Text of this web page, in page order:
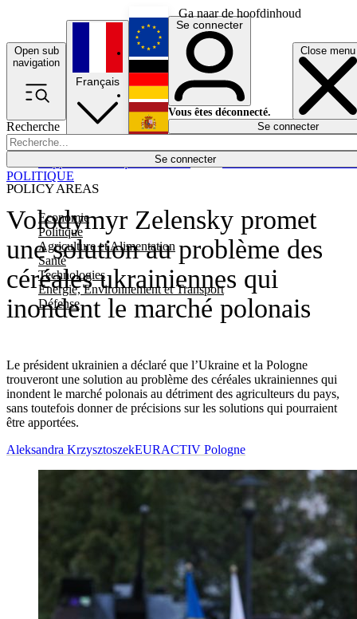
Ga naar de hoofdinhoud
Open sub
navigation
Close menu
Recherche
Se connecter
POLICY AREAS
Economie
Politique
Agriculture et Alimentation
Santé
Technologies
Energie, Environnement et Transport
Défense
Économie
Français
English
Deutsch
Español
Se connecter
Vous êtes déconnecté.
Se connecter
Volodymyr Zelensky promet
une solution au problème des
céréales ukrainiennes qui
inondent le marché polonais
Le président ukrainien a déclaré que l’Ukraine et la Pologne
trouveront une solution au problème des céréales ukrainiennes qui
inondent le marché polonais au détriment des agriculteurs du pays,
sans toutefois donner de précisions sur les solutions qui pourraient
être apportées.
POLITIQUE
Aleksandra KrzysztoszekEURACTIV Pologne